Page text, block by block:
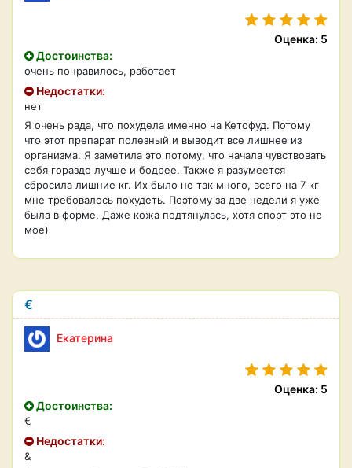
Оценка: 5
Достоинства:
очень понравилось, работает
Недостатки:
нет
Я очень рада, что похудела именно на Кетофуд. Потому
что этот препарат полезный и выводит все лишнее из
организма. Я заметила это потому, что начала чувствовать
себя гораздо лучше и бодрее. Также я разумеется
сбросила лишние кг. Их было не так много, всего на 7 кг
мне требовалось похудеть. Поэтому за две недели я уже
была в форме. Даже кожа подтянулась, хотя спорт это не
мое)
€
Екатерина
Оценка: 5
Достоинства:
€
Недостатки:
&